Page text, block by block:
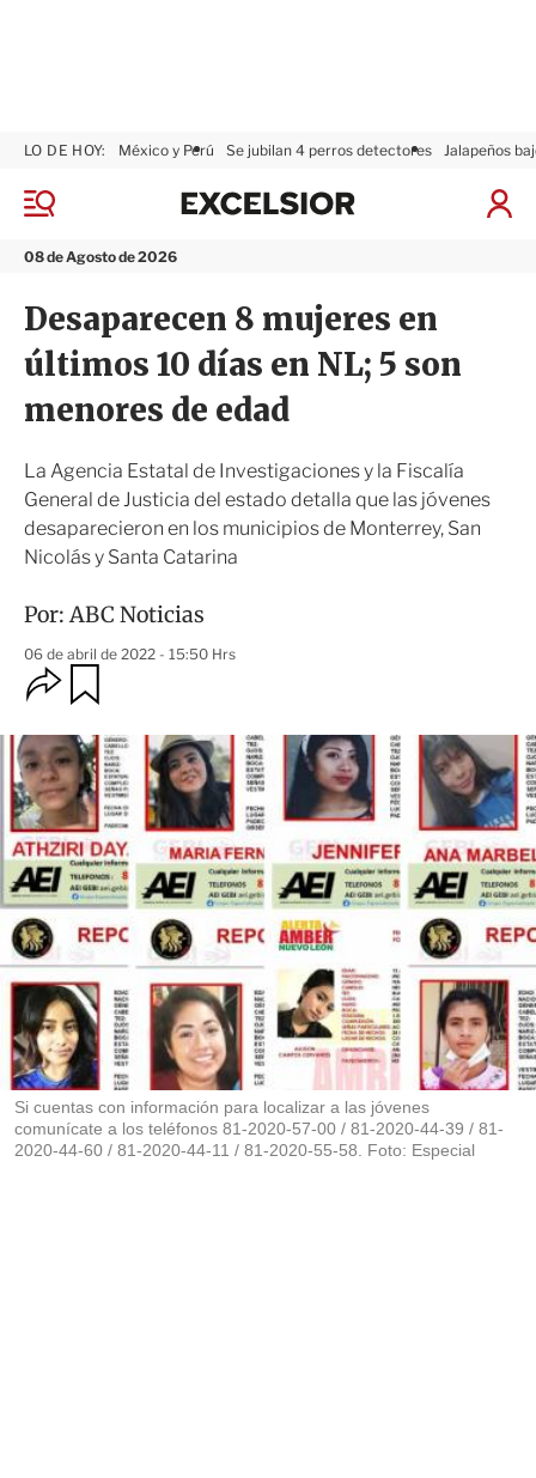
M
n
08 de Agosto de 2026
LO DE HOY: México y Perú Se jubilan 4 perros detectores Jalapeños
I
x
i
o
r
Desaparecen 8 mujeres en
últimos 10 días en NL; 5 son
menores de edad
La Agencia Estatal de Investigaciones y la Fiscalía
General de Justicia del estado detalla que las jóvenes
desaparecieron en los municipios de Monterrey, San
Nicolás y Santa Catarina
Por:ABC Noticias
06 de abril de 2022 - 15:50 Hrs
O
p
i
o
n
e
s
d
e
c
m
p
a
r
t
i
r
r
d
a
r
Si cuentas con información para localizar a las jóvenes
comunícate a los teléfonos 81-2020-57-00 / 81-2020-44-39 / 81-
2020-44-60 / 81-2020-44-11 / 81-2020-55-58. Foto: Especial